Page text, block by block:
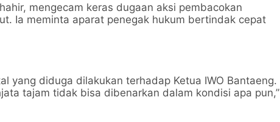
mengecam keras dugaan aksi pembacokan
Ia meminta aparat penegak hukum bertindak cepat
yang diduga dilakukan terhadap Ketua IWO Bantaeng.
tajam tidak bisa dibenarkan dalam kondisi apa pun,”